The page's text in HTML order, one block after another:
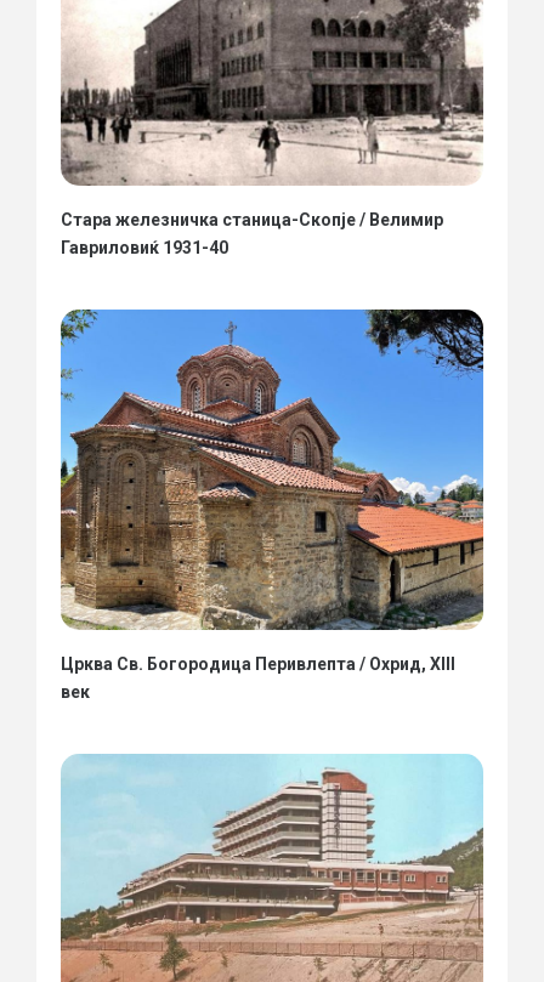
Стара железничка станица-Скопје / Велимир
Гавриловиќ 1931-40
Црква Св. Богородица Перивлепта / Охрид, XIII
век